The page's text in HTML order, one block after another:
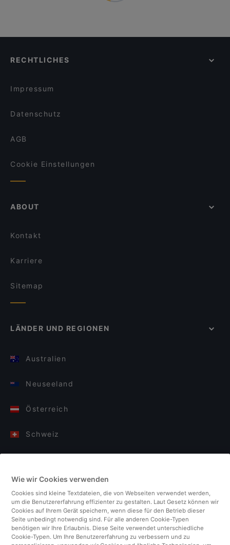
RECHTLICHES
Impressum
Datenschutz
AGB
Cookie Einstellungen
ABOUT
Kontakt
Karriere
Sitemap
LÄNDER UND REGIONEN
Australien
Neuseeland
Österreich
Schweiz
Italien
Finnland
Vereinigtes Königreich
Wie wir Cookies verwenden
Cookies sind kleine Textdateien, die von Webseiten verwendet werden,
um die Benutzererfahrung effizienter zu gestalten. Laut Gesetz können wir
Cookies auf Ihrem Gerät speichern, wenn diese für den Betrieb dieser
Seite unbedingt notwendig sind. Für alle anderen Cookie-Typen
benötigen wir Ihre Erlaubnis. Diese Seite verwendet unterschiedliche
Cookie-Typen. Um Ihre Benutzererfahrung zu verbessern und zu